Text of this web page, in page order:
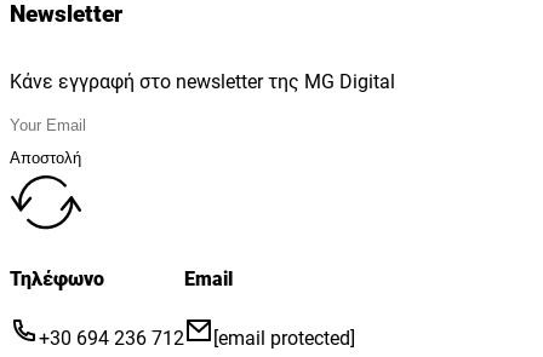
Newsletter
Κάνε εγγραφή στο newsletter της MG Digital
Αποστολή
Τηλέφωνο
+30 694 236 712
Email
[email protected]